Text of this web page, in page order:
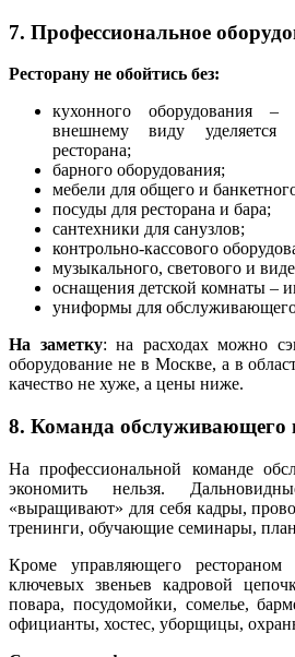
7. Профессиональное
Ресторану не обойтись без:
кухонного оборудования
внешнему виду
ресторана;
барного оборудования;
мебели для общего и
посуды для ресторана и бара;
сантехники для санузлов;
контрольно-кассового
музыкального, светового и
оснащения детской комнаты –
униформы для обслуживающего
На заметку: на расходах можно
оборудование не в Москве, а в
качество не хуже, а цены ниже.
8. Команда обслуживающего
На профессиональной команде
экономить нельзя.
«выращивают» для себя кадры,
тренинги, обучающие семинары,
Кроме управляющего
ключевых звеньев кадровой
повара, посудомойки, сомелье,
официанты, хостес, уборщицы,